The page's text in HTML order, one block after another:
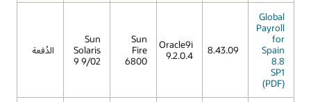
Global
Payroll
for
Spain
8.8
SP1
(PDF)
8.43.09
Oracle9i
9.2.0.4
Sun
Fire
6800
Sun
Solaris
9 9/02
الدُفعة